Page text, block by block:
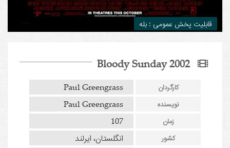
قابلیت پخش عمومی : بله
Bloody Sunday 2002
کارگردان Paul Greengrass
نویسنده Paul Greengrass
زمان 107
کشور انگلستان، ایرلند